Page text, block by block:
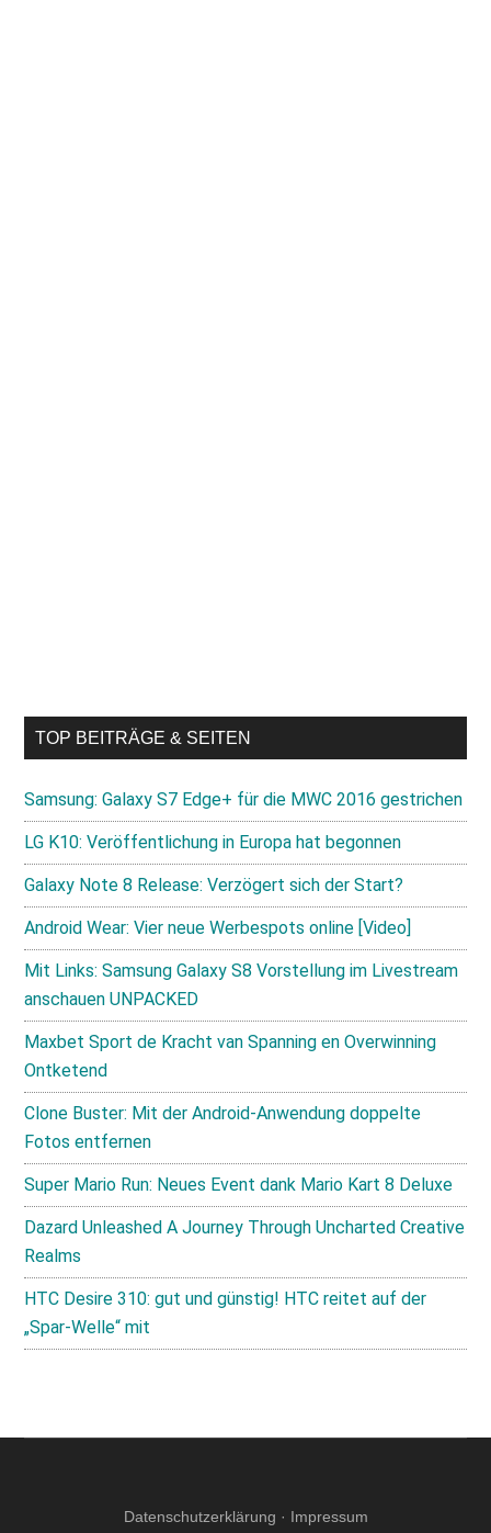
TOP BEITRÄGE & SEITEN
Samsung: Galaxy S7 Edge+ für die MWC 2016 gestrichen
LG K10: Veröffentlichung in Europa hat begonnen
Galaxy Note 8 Release: Verzögert sich der Start?
Android Wear: Vier neue Werbespots online [Video]
Mit Links: Samsung Galaxy S8 Vorstellung im Livestream
anschauen UNPACKED
Maxbet Sport de Kracht van Spanning en Overwinning
Ontketend
Clone Buster: Mit der Android-Anwendung doppelte
Fotos entfernen
Super Mario Run: Neues Event dank Mario Kart 8 Deluxe
Dazard Unleashed A Journey Through Uncharted Creative
Realms
HTC Desire 310: gut und günstig! HTC reitet auf der
„Spar-Welle“ mit
Datenschutzerklärung · Impressum